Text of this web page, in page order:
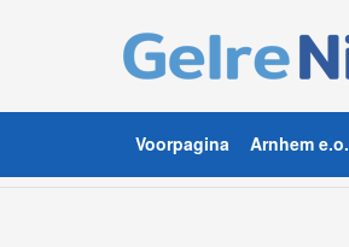
Voorpagina Arnhem e.o.